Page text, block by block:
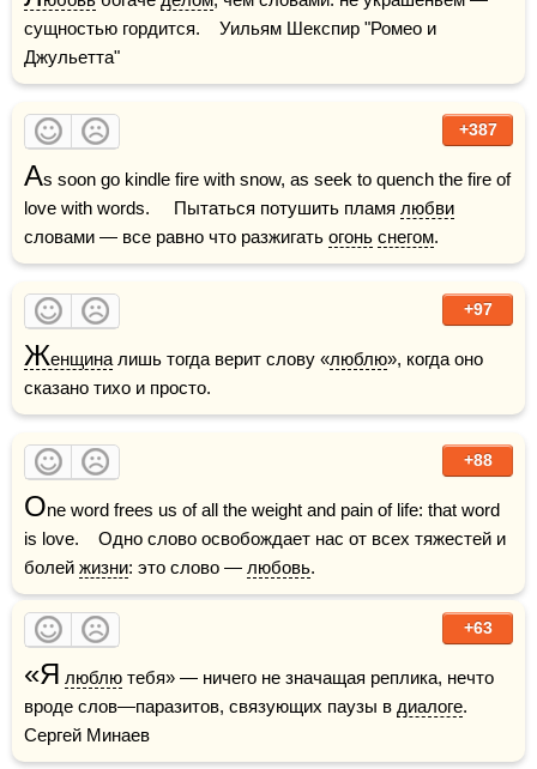
сущностью гордится.    Уильям Шекспир "Ромео и
Джульетта"
+387
As soon go kindle fire with snow, as seek to quench the fire of
love with words.     Пытаться потушить пламя любви
словами — все равно что разжигать огонь снегом.
+97
Женщина лишь тогда верит слову «люблю», когда оно
сказано тихо и просто.
+88
One word frees us of all the weight and pain of life: that word
is love.    Одно слово освобождает нас от всех тяжестей и
болей жизни: это слово — любовь.
+63
«Я люблю тебя» — ничего не значащая реплика, нечто
вроде слов—паразитов, связующих паузы в диалоге.
Сергей Минаев